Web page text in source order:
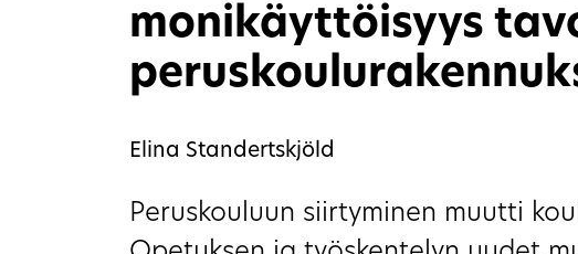
monikäyttöisyys
Elina Standertskjöld
Peruskouluun siirtyminen muutti